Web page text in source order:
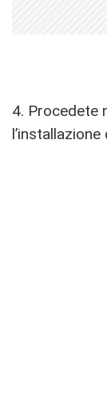
4. Procedete